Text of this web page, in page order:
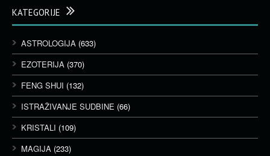
KATEGORIJE
ASTROLOGIJA (633)
EZOTERIJA (370)
FENG SHUI (132)
ISTRAŽIVANJE SUDBINE (66)
KRISTALI (109)
MAGIJA (233)